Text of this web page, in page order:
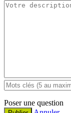
Poser une question